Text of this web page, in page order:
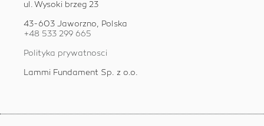
ul. Wysoki brzeg 23
43-603 Jaworzno, Polska
+48 533 299 665
Polityka prywatnosci
Lammi Fundament Sp. z o.o.